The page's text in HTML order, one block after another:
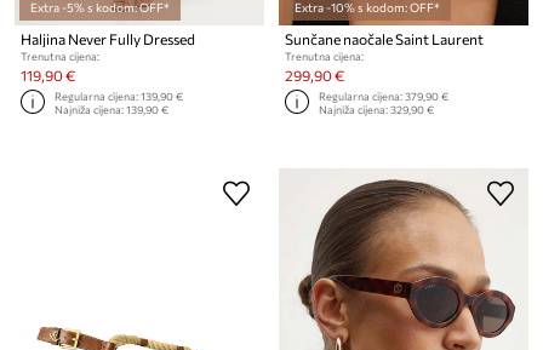
Extra -5% s kodom: OFF*
Haljina Never Fully Dressed
Trenutna cijena:
119,90 €
Regularna cijena:139,90 €
Najniža cijena:139,90 €
Extra -10% s kodom: OFF*
Sunčane naočale Saint Laurent
Trenutna cijena:
299,90 €
Regularna cijena:379,90 €
Najniža cijena:329,90 €